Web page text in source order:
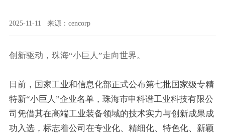
2025-11-11 来源：cencorp
创新驱动，珠海“小巨人”走向世界。
日前，国家工业和信息化部正式公布第七批国家级专精
特新“小巨人”企业名单，珠海市申科谱工业科技有限公
司凭借其在高端工业装备领域的技术实力与创新成果成
功入选，标志着公司在专业化、精细化、特色化、新颖